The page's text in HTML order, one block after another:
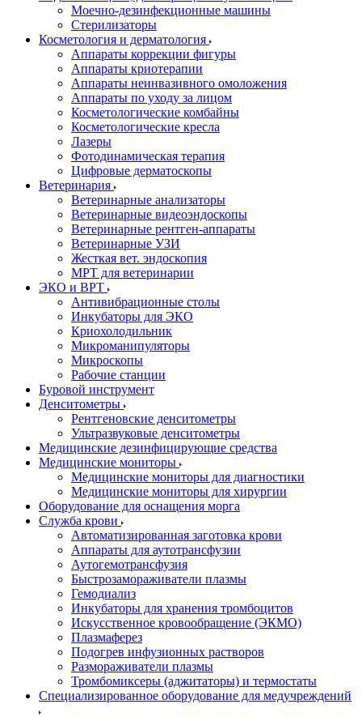
Моечно-дезинфекционные машины
Стерилизаторы
Косметология и дерматология
Аппараты коррекции фигуры
Аппараты криотерапии
Аппараты неинвазивного омоложения
Аппараты по уходу за лицом
Косметологические комбайны
Косметологические кресла
Лазеры
Фотодинамическая терапия
Цифровые дерматоскопы
Ветеринария
Ветеринарные анализаторы
Ветеринарные видеоэндоскопы
Ветеринарные рентген-аппараты
Ветеринарные УЗИ
Жесткая вет. эндоскопия
МРТ для ветеринарии
ЭКО и ВРТ
Антивибрационные столы
Инкубаторы для ЭКО
Криохолодильник
Микроманипуляторы
Микроскопы
Рабочие станции
Буровой инструмент
Денситометры
Рентгеновские денситометры
Ультразвуковые денситометры
Медицинские дезинфицирующие средства
Медицинские мониторы
Медицинские мониторы для диагностики
Медицинские мониторы для хирургии
Оборудование для оснащения морга
Служба крови
Автоматизированная заготовка крови
Аппараты для аутотрансфузии
Аутогемотрансфузия
Быстрозамораживатели плазмы
Гемодиализ
Инкубаторы для хранения тромбоцитов
Искусственное кровообращение (ЭКМО)
Плазмаферез
Подогрев инфузионных растворов
Размораживатели плазмы
Тромбомиксеры (аджитаторы) и термостаты
Специализированное оборудование для медучреждений